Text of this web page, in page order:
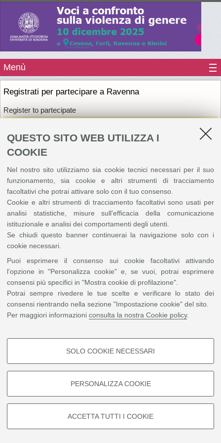
QUESTO SITO WEB UTILIZZA I
COOKIE
Nel nostro sito utilizziamo sia cookie tecnici necessari per il suo
funzionamento, sia cookie e altri strumenti di tracciamento
facoltativi che potrai attivare solo con il tuo consenso.
Cookie e altri strumenti di tracciamento facoltativi sono usati per
analisi statistiche, misure sull'efficacia della comunicazione
istituzionale e analisi dei comportamenti degli utenti.
Se chiudi questo banner continuerai la navigazione solo con i
cookie necessari.
Puoi esprimere il consenso sui cookie facoltativi attivando
l'opzione in "Personalizza cookie" e, se vuoi, potrai esprimere
consensi più specifici in "Mostra cookie di profilazione".
Potrai sempre rivedere le tue scelte e verificare lo stato dei
consensi rientrando nella sezione "Impostazione cookie" del sito.
Per maggiori informazioni consulta la nostra Cookie policy.
COOKIE DI PROFILAZIONE -
FACOLTATIVI
SOLO COOKIE NECESSARI
PERSONALIZZA COOKIE
ACCETTA TUTTI I COOKIE
Menù
Registrati per partecipare a Ravenna
Register to partecipate
- 40126 Bologna - PI: 01131710376 - CF: 80007010376
Privacy Note legali
|
Impostazioni Cookie